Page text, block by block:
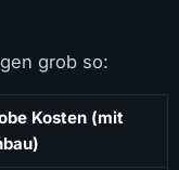
grob so:
Kosten (mit